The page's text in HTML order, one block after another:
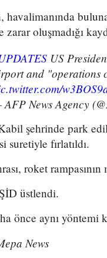
havalimanında
zarar oluşmadığı
US
and "operations
News Agency
şehrinde park
suretiyle fırlatıldı.
roket
üstlendi.
önce aynı yöntemi
News